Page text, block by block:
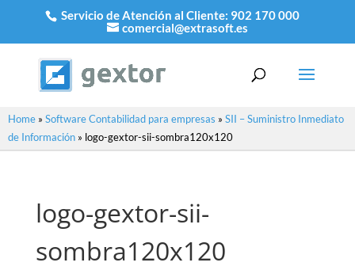
Servicio de Atención al Cliente: 902 170 000
comercial@extrasoft.es
Home » Software Contabilidad para empresas » SII – Suministro Inmediato
de Información » logo-gextor-sii-sombra120x120
logo-gextor-sii-
sombra120x120